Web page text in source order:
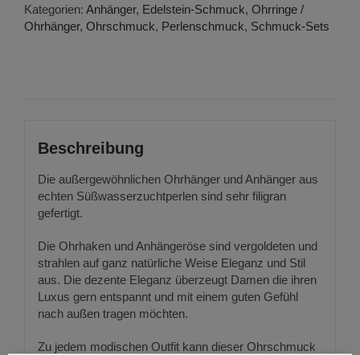
Süßwasserzuchtperlen
Menge
Kategorien: Anhänger, Edelstein-Schmuck, Ohrringe /
Ohrhänger, Ohrschmuck, Perlenschmuck, Schmuck-Sets
Beschreibung
Die außergewöhnlichen Ohrhänger und Anhänger aus
echten Süßwasserzuchtperlen sind sehr filigran
gefertigt.
Die Ohrhaken und Anhängeröse sind vergoldeten und
strahlen auf ganz natürliche Weise Eleganz und Stil
aus. Die dezente Eleganz überzeugt Damen die ihren
Luxus gern entspannt und mit einem guten Gefühl
nach außen tragen möchten.
Zu jedem modischen Outfit kann dieser Ohrschmuck